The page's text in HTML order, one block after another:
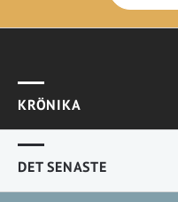
KRÖNIKA
DET SENASTE